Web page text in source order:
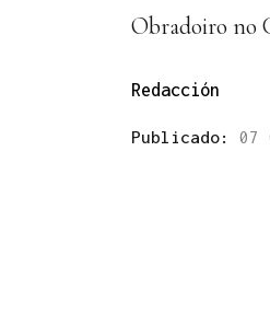
Obradoiro no
Redacción
Publicado: 07